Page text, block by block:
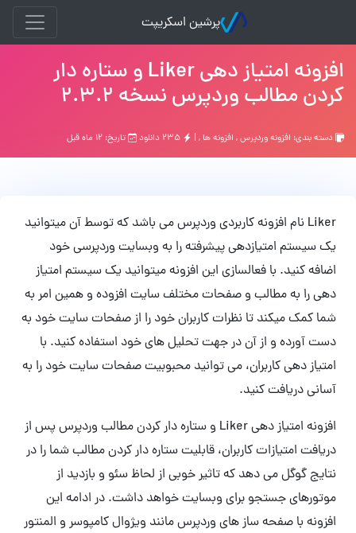
پرشین اسکریپت
افزونه امتیاز دهی Liker و ستاره دار
کردن مطالب وردپرس نسخه 2.3.2
دسته بندی: افزونه وردپرس, افزونه ها, | تاریخ: ۱۲ ماه قبل
Liker نام افزونه کاربردی وردپرس می باشد که توسط آن میتوانید
یک سیستم امتیازدهی پیشرفته را به وبسایت وردپرسی خود
اضافه کنید. با فعالسازی این افزونه میتوانید یک سیستم امتیاز
دهی را به مطالب و صفحات مختلف سایت افزوده و همین امر به
شما کمک میکند تا نظرات کاربران خود را از صفحات سایت خود به
دست آورده و از آن در جهت تحلیل های خود استفاده کنید. با
امتیاز دهی کاربران، می توانید محبوبیت صفحات سایت خود را به
آسانی دریافت کنید.
افزونه امتیاز دهی Liker و ستاره دار کردن مطالب وردپرس پس از
دریافت امتیازات کاربران، قابلیت ستاره دار کردن مطالب شما را در
نتایج گوگل می دهد که تاثیر خوبی از لحاظ سئو و بازدید از
موتورهای جستجو برای وبسایت خواهد داشت. در ادامه این
افزونه با صفحه ساز های وردپرس مانند ویژوال کامپوسر و المنتور